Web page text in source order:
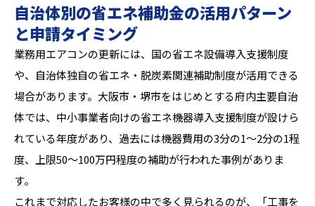
自治体別の省エネ補助金の活用パターン
と申請タイミング
業務用エアコンの更新には、国の省エネ設備導入支援制度
や、自治体独自の省エネ・脱炭素関連補助制度が活用できる
場合があります。大阪市・堺市をはじめとする府内主要自治
体では、中小事業者向けの省エネ機器導入支援制度が設けら
れている年度があり、過去には機器費用の3分の1〜2分の1程
度、上限50〜100万円程度の補助が行われた事例がありま
す。
これまで対応したお客様の中で多く見られるのが、「工事を